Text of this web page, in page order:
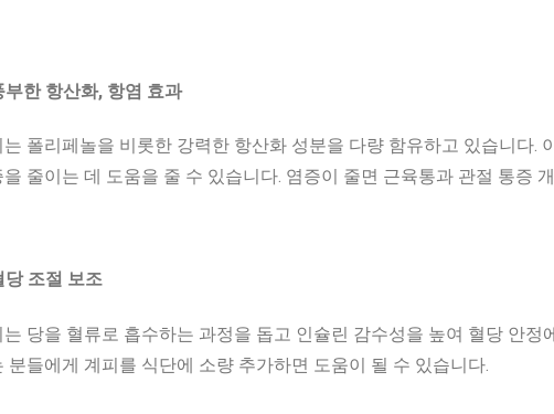
부한 항산화, 항염 효과
는 폴리페놀을 비롯한 강력한 항산화 성분을 다량 함유하고 있습니다.
을 줄이는 데 도움을 줄 수 있습니다. 염증이 줄면 근육통과 관절 통증
당 조절 보조
는 당을 혈류로 흡수하는 과정을 돕고 인슐린 감수성을 높여 혈당 안정
분들에게 계피를 식단에 소량 추가하면 도움이 될 수 있습니다.